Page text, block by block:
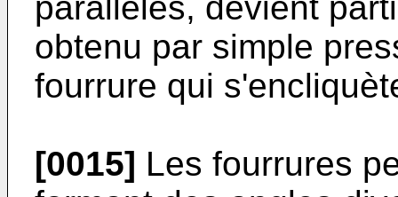
obtenu par simple
fourrure qui
[0015] Les fourrures